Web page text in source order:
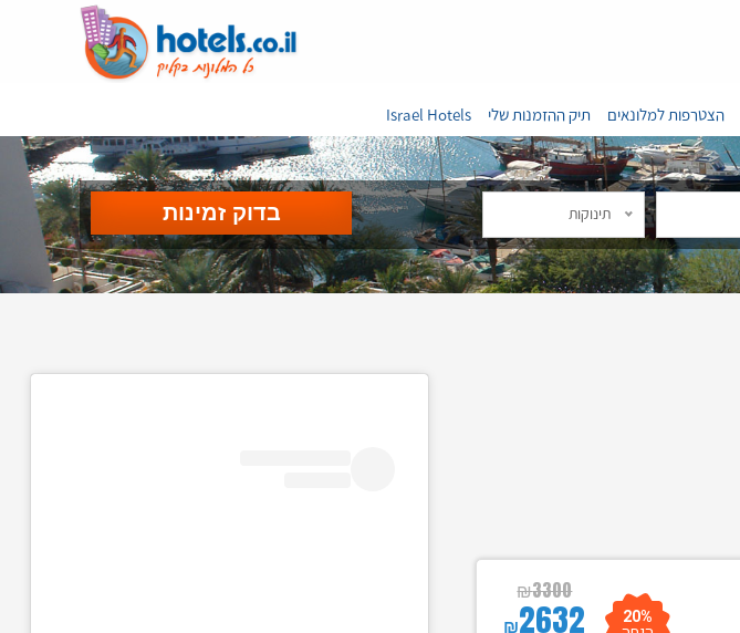
הצטרפות למלונאים תיק ההזמנות שלי Israel Hotels
תינוקות
₪3300
₪2632 20%